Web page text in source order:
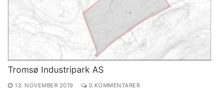
Tromsø Industripark AS
13. NOVEMBER 2019 0 KOMMENTARER